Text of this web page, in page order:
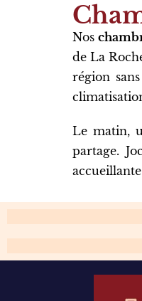
Nos
de La
région
Le matin,
partage.